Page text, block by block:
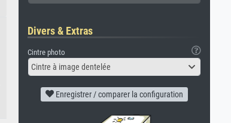
Divers & Extras
Cintre photo
Cintre à image dentelée
Enregistrer / comparer la configuration